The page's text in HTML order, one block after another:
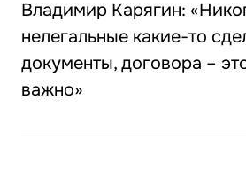
Владимир Карягин:
нелегальные какие-то
документы, договора –
важно»